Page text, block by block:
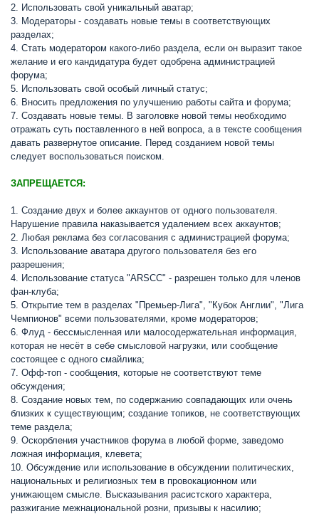
2. Использовать свой уникальный аватар;
3. Модераторы - создавать новые темы в соответствующих
разделах;
4. Стать модератором какого-либо раздела, если он выразит такое
желание и его кандидатура будет одобрена администрацией
форума;
5. Использовать свой особый личный статус;
6. Вносить предложения по улучшению работы сайта и форума;
7. Создавать новые темы. В заголовке новой темы необходимо
отражать суть поставленного в ней вопроса, а в тексте сообщения
давать развернутое описание. Перед созданием новой темы
следует воспользоваться поиском.
ЗАПРЕЩАЕТСЯ:
1. Создание двух и более аккаунтов от одного пользователя.
Нарушение правила наказывается удалением всех аккаунтов;
2. Любая реклама без согласования с администрацией форума;
3. Использование аватара другого пользователя без его
разрешения;
4. Использование статуса "ARSCC" - разрешен только для членов
фан-клуба;
5. Открытие тем в разделах "Премьер-Лига", "Кубок Англии", "Лига
Чемпионов" всеми пользователями, кроме модераторов;
6. Флуд - бессмысленная или малосодержательная информация,
которая не несёт в себе смысловой нагрузки, или сообщение
состоящее с одного смайлика;
7. Офф-топ - сообщения, которые не соответствуют теме
обсуждения;
8. Создание новых тем, по содержанию совпадающих или очень
близких к существующим; создание топиков, не соответствующих
теме раздела;
9. Оскорбления участников форума в любой форме, заведомо
ложная информация, клевета;
10. Обсуждение или использование в обсуждении политических,
национальных и религиозных тем в провокационном или
унижающем смысле. Высказывания расистского характера,
разжигание межнациональной розни, призывы к насилию;